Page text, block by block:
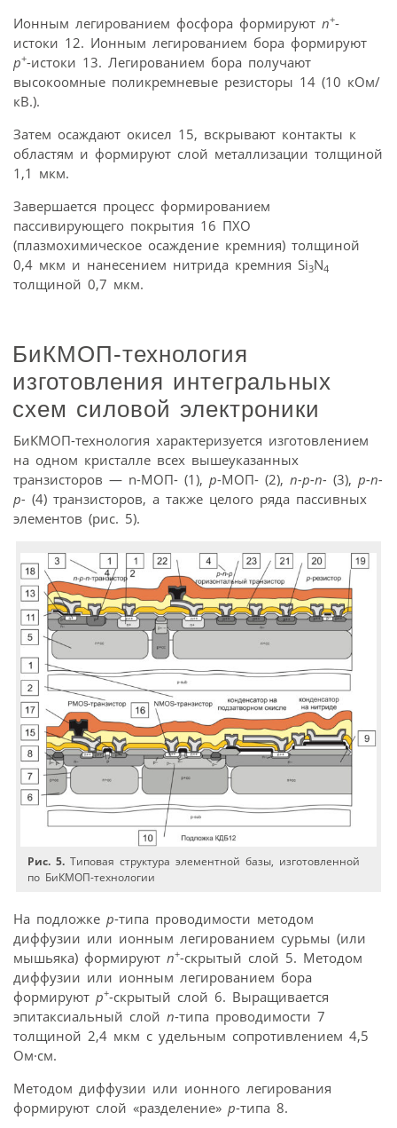
Ионным легированием фосфора формируют n+-
истоки 12. Ионным легированием бора формируют
p+-истоки 13. Легированием бора получают
высокоомные поликремневые резисторы 14 (10 кОм/
кВ.).
Затем осаждают окисел 15, вскрывают контакты к
областям и формируют слой металлизации толщиной
1,1 мкм.
Завершается процесс формированием
пассивирующего покрытия 16 ПХО
(плазмохимическое осаждение кремния) толщиной
0,4 мкм и нанесением нитрида кремния Si3N4
толщиной 0,7 мкм.
БиКМОП-технология
изготовления интегральных
схем силовой электроники
БиКМОП-технология характеризуется изготовлением
на одном кристалле всех вышеуказанных
транзисторов — n-МОП- (1), p-МОП- (2), n-p-n- (3), p-n-
p- (4) транзисторов, а также целого ряда пассивных
элементов (рис. 5).
Рис. 5. Типовая структура элементной базы, изготовленной
по БиКМОП-технологии
На подложке p-типа проводимости методом
диффузии или ионным легированием сурьмы (или
мышьяка) формируют n+-скрытый слой 5. Методом
диффузии или ионным легированием бора
формируют p+-скрытый слой 6. Выращивается
эпитаксиальный слой n-типа проводимости 7
толщиной 2,4 мкм с удельным сопротивлением 4,5
Ом·см.
Методом диффузии или ионного легирования
формируют слой «разделение» p-типа 8.